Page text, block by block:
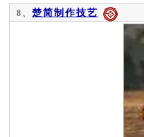
8、 楚简制作技艺